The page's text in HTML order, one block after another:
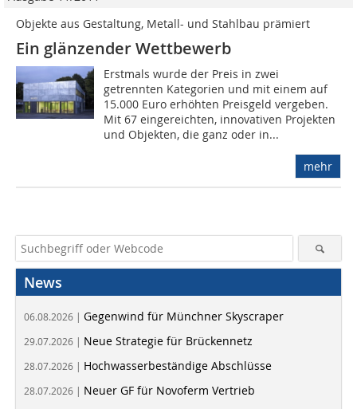
Objekte aus Gestaltung, Metall- und Stahlbau prämiert
Ein glänzender Wettbewerb
Erstmals wurde der Preis in zwei
getrennten Kategorien und mit einem auf
15.000 Euro erhöhten Preisgeld vergeben.
Mit 67 eingereichten, innovativen Projekten
und Objekten, die ganz oder in...
mehr
News
06.08.2026 | Gegenwind für Münchner Skyscraper
29.07.2026 | Neue Strategie für Brückennetz
28.07.2026 | Hochwasserbeständige Abschlüsse
28.07.2026 | Neuer GF für Novoferm Vertrieb